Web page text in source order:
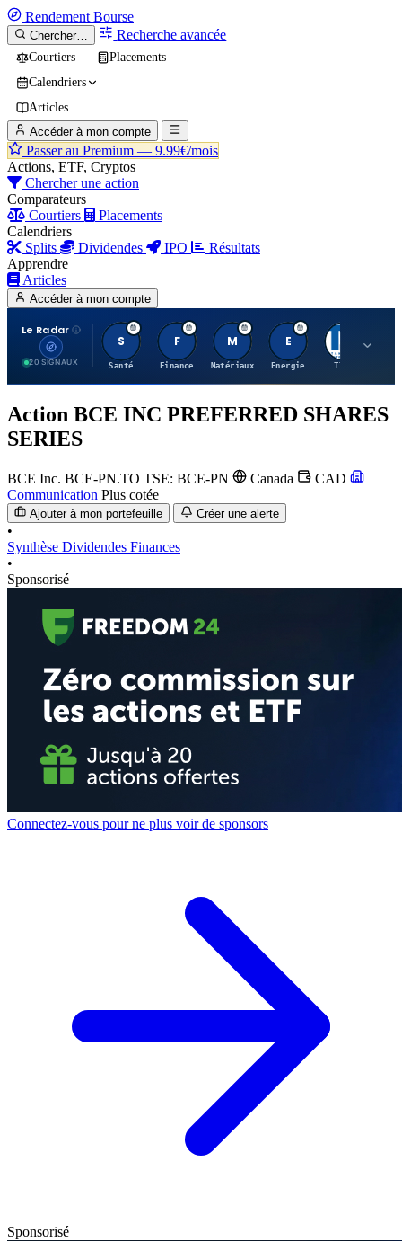
Rendement Bourse
Chercher… Recherche avancée
Courtiers
Placements
Calendriers
Articles
Accéder à mon compte
Passer au Premium — 9.99€/mois
Actions, ETF, Cryptos
Chercher une action
Comparateurs
Courtiers
Placements
Calendriers
Splits
Dividendes IPO
Résultats
Apprendre
Articles
Accéder à mon compte
Le Radar
20 SIGNAUX
S
Santé
F
Finance
M
Matériaux
E
Energie TTWO
Action BCE INC PREFERRED SHARES
SERIES
BCE Inc. BCE-PN.TO TSE: BCE-PN Canada
CAD
Communication Plus cotée
Ajouter à mon portefeuille Créer une alerte
•
Synthèse Dividendes Finances
•
Sponsorisé
Connectez-vous pour ne plus voir de sponsors
Sponsorisé